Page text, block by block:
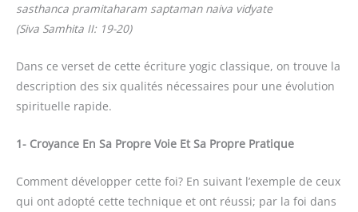
sasthanca pramitaharam saptaman naiva vidyate
(Siva Samhita II: 19-20)
Dans ce verset de cette écriture yogic classique, on trouve la
description des six qualités nécessaires pour une évolution
spirituelle rapide.
1- Croyance En Sa Propre Voie Et Sa Propre Pratique
Comment développer cette foi? En suivant l’exemple de ceux
qui ont adopté cette technique et ont réussi; par la foi dans